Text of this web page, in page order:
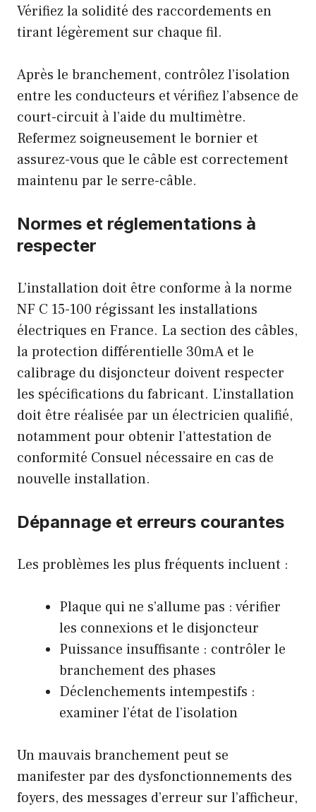
Vérifiez la solidité des raccordements en
tirant légèrement sur chaque fil.
Après le branchement, contrôlez l’isolation
entre les conducteurs et vérifiez l’absence de
court-circuit à l’aide du multimètre.
Refermez soigneusement le bornier et
assurez-vous que le câble est correctement
maintenu par le serre-câble.
Normes et réglementations à
respecter
L’installation doit être conforme à la norme
NF C 15-100 régissant les installations
électriques en France. La section des câbles,
la protection différentielle 30mA et le
calibrage du disjoncteur doivent respecter
les spécifications du fabricant. L’installation
doit être réalisée par un électricien qualifié,
notamment pour obtenir l’attestation de
conformité Consuel nécessaire en cas de
nouvelle installation.
Dépannage et erreurs courantes
Les problèmes les plus fréquents incluent :
Plaque qui ne s’allume pas : vérifier
les connexions et le disjoncteur
Puissance insuffisante : contrôler le
branchement des phases
Déclenchements intempestifs :
examiner l’état de l’isolation
Un mauvais branchement peut se
manifester par des dysfonctionnements des
foyers, des messages d’erreur sur l’afficheur,